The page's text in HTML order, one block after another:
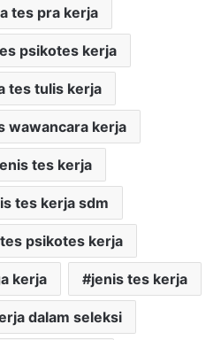
tes pra kerja
psikotes kerja
tes tulis kerja
wawancara kerja
tes kerja
tes kerja sdm
psikotes kerja
kerja jenis tes kerja
dalam seleksi